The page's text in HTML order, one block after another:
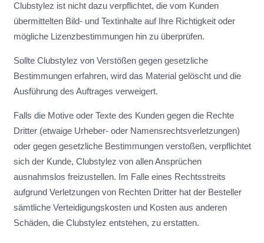
Clubstylez ist nicht dazu verpflichtet, die vom Kunden
übermittelten Bild- und Textinhalte auf Ihre Richtigkeit oder
mögliche Lizenzbestimmungen hin zu überprüfen.
Sollte Clubstylez von Verstößen gegen gesetzliche
Bestimmungen erfahren, wird das Material gelöscht und die
Ausführung des Auftrages verweigert.
Falls die Motive oder Texte des Kunden gegen die Rechte
Dritter (etwaige Urheber- oder Namensrechtsverletzungen)
oder gegen gesetzliche Bestimmungen verstoßen, verpflichtet
sich der Kunde, Clubstylez von allen Ansprüchen
ausnahmslos freizustellen. Im Falle eines Rechtsstreits
aufgrund Verletzungen von Rechten Dritter hat der Besteller
sämtliche Verteidigungskosten und Kosten aus anderen
Schäden, die Clubstylez entstehen, zu erstatten.